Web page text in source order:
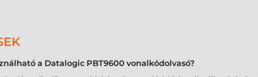
a Datalogic PBT9600 vonalkódolvasó?